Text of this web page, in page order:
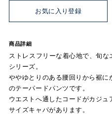
お気に入り登録
商品詳細
ストレスフリーな着心地で、旬
シリーズ。
ややゆとりのある腰回りから裾に
のテーパードパンツです。
ウエストへ通したコードがカジ
サイズキャパがあります。